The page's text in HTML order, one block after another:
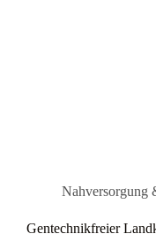
Nahversorgung
Gentechnikfreier